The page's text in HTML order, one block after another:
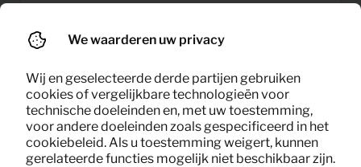
(antraciet)
We waarderen uw privacy
Wij en geselecteerde derde partijen gebruiken
cookies of vergelijkbare technologieën voor
technische doeleinden en, met uw toestemming,
voor andere doeleinden zoals gespecificeerd in het
cookiebeleid. Als u toestemming weigert, kunnen
gerelateerde functies mogelijk niet beschikbaar zijn.